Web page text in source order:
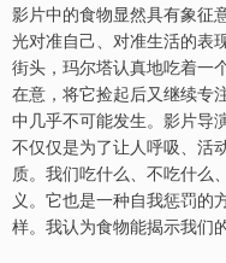
影片中的食物显然具有象征
光对准自己、对准生活的表
街头，玛尔塔认真地吃着一
在意，将它捡起后又继续专
中几乎不可能发生。影片导
不仅仅是为了让人呼吸、活
质。我们吃什么、不吃什
义。它也是一种自我惩罚的
样。我认为食物能揭示我们